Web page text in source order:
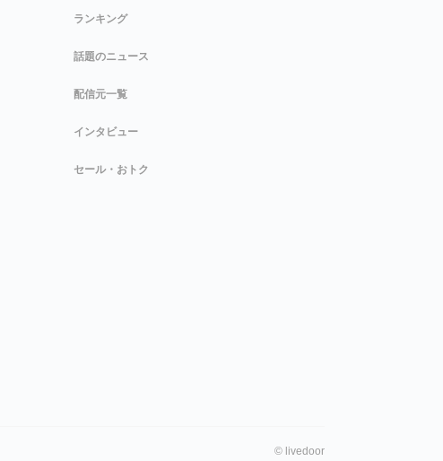
ランキング
話題のニュース
配信元一覧
インタビュー
セール・おトク
© livedoor